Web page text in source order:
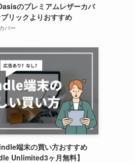
のプレミアムレザーカバ
リックよりおすすめ
カバー
端末の買い方おすすめ
Unlimited3ヶ月無料】